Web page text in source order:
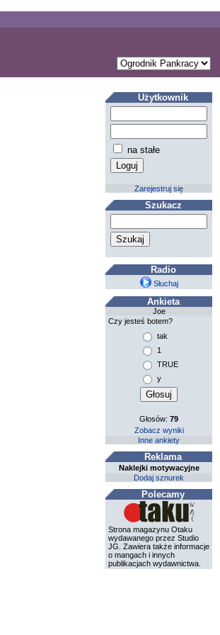
Użytkownik
na stałe
Zarejestruj się
Szukacz
Radio
Słuchaj
Ankieta
Joe
Czy jesteś botem?
tak
1
TRUE
y
Głosów:79
Zobacz wyniki
Inne ankiety
Reklama
Naklejki motywacyjne
Dodaj sznurek
Polecamy
Strona magazynu Otaku
wydawanego przez Studio
JG. Zawiera także informacje
o mangach i innych
publikacjach wydawnictwa.